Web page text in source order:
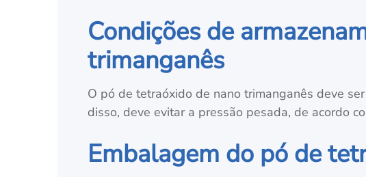
Condições de
trimanganês
O pó de tetraóxido de nano trimanganês deve
disso, deve evitar a pressão pesada, de acordo
Embalagem do pó de